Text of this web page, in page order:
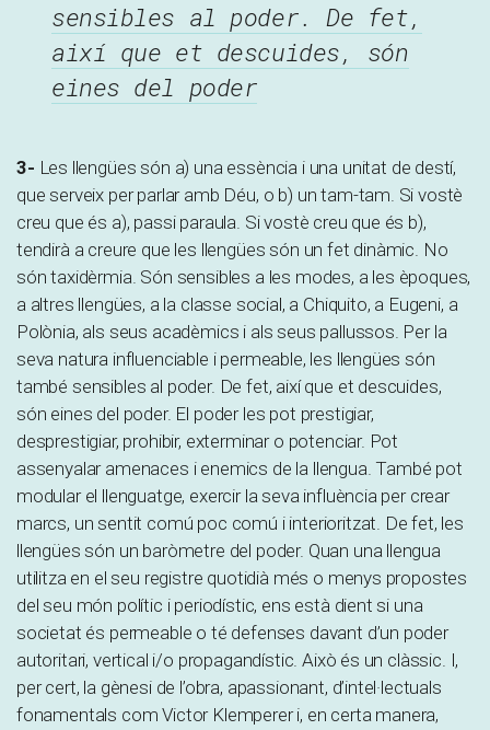
sensibles al poder. De fet,
així que et descuides, són
eines del poder
3- Les llengües són a) una essència i una unitat de destí,
que serveix per parlar amb Déu, o b) un tam-tam. Si vostè
creu que és a), passi paraula. Si vostè creu que és b),
tendirà a creure que les llengües són un fet dinàmic. No
són taxidèrmia. Són sensibles a les modes, a les èpoques,
a altres llengües, a la classe social, a Chiquito, a Eugeni, a
Polònia, als seus acadèmics i als seus pallussos. Per la
seva natura influenciable i permeable, les llengües són
també sensibles al poder. De fet, així que et descuides,
són eines del poder. El poder les pot prestigiar,
desprestigiar, prohibir, exterminar o potenciar. Pot
assenyalar amenaces i enemics de la llengua. També pot
modular el llenguatge, exercir la seva influència per crear
marcs, un sentit comú poc comú i interioritzat. De fet, les
llengües són un baròmetre del poder. Quan una llengua
utilitza en el seu registre quotidià més o menys propostes
del seu món polític i periodístic, ens està dient si una
societat és permeable o té defenses davant d’un poder
autoritari, vertical i/o propagandístic. Això és un clàssic. I,
per cert, la gènesi de l’obra, apassionant, d’intel·lectuals
fonamentals com Victor Klemperer i, en certa manera,